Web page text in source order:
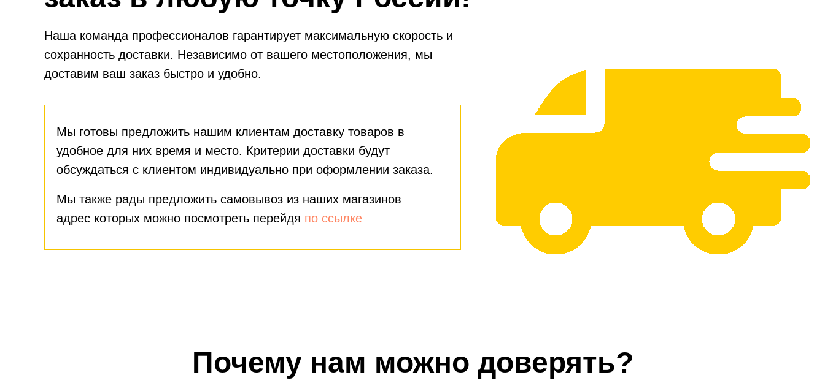
Мы готовы предложить нашим клиентам доставку товаров в
удобное для них время и место. Критерии доставки будут
обсуждаться с клиентом индивидуально при оформлении заказа.
Мы также рады предложить самовывоз из наших магазинов
адрес которых можно посмотреть перейдя по ссылке
Наша команда профессионалов гарантирует максимальную скорость и
сохранность доставки. Независимо от вашего местоположения, мы
доставим ваш заказ быстро и удобно.
Почему нам можно доверять?